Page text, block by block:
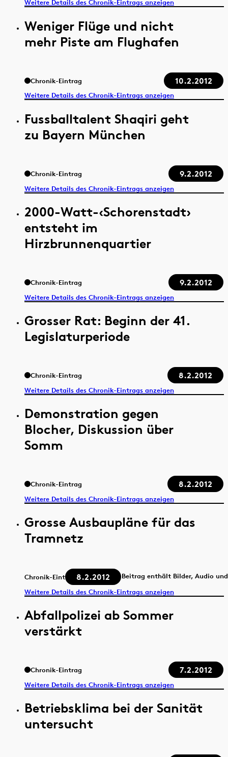
Weitere Details des Chronik-Eintrags anzeigen
Weniger Flüge und nicht
mehr Piste am Flughafen
Chronik-Eintrag 10.2.2012
Weitere Details des Chronik-Eintrags anzeigen
Fussballtalent Shaqiri geht
zu Bayern München
Chronik-Eintrag 9.2.2012
Weitere Details des Chronik-Eintrags anzeigen
2000-Watt-‹Schorenstadt›
entsteht im
Hirzbrunnenquartier
Chronik-Eintrag 9.2.2012
Weitere Details des Chronik-Eintrags anzeigen
Grosser Rat: Beginn der 41.
Legislaturperiode
Chronik-Eintrag 8.2.2012
Weitere Details des Chronik-Eintrags anzeigen
Demonstration gegen
Blocher, Diskussion über
Somm
Chronik-Eintrag 8.2.2012
Weitere Details des Chronik-Eintrags anzeigen
Grosse Ausbaupläne für das
Tramnetz
Chronik-Eintrag 8.2.2012
Beitrag enthält Bilder, Audio
Weitere Details des Chronik-Eintrags anzeigen
Abfallpolizei ab Sommer
verstärkt
Chronik-Eintrag 7.2.2012
Weitere Details des Chronik-Eintrags anzeigen
Betriebsklima bei der Sanität
untersucht